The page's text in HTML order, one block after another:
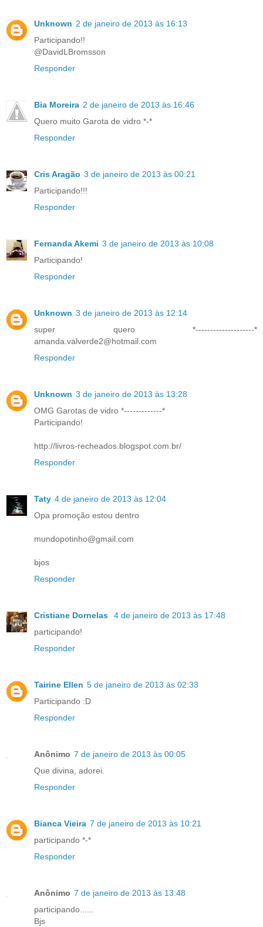
Unknown 2 de janeiro de 2013 às 16:13
Participando!!
@DavidLBromsson
Responder
Bia Moreira 2 de janeiro de 2013 às 16:46
Quero muito Garota de vidro *-*
Responder
Cris Aragão 3 de janeiro de 2013 às 00:21
Participando!!!
Responder
Fernanda Akemi 3 de janeiro de 2013 às 10:08
Participando!
Responder
Unknown 3 de janeiro de 2013 às 12:14
super quero *--------------------*
amanda.valverde2@hotmail.com
Responder
Unknown 3 de janeiro de 2013 às 13:28
OMG Garotas de vidro *-------------*
Participando!
http://livros-recheados.blogspot.com.br/
Responder
Taty 4 de janeiro de 2013 às 12:04
Opa promoção estou dentro
mundopotinho@gmail.com
bjos
Responder
Cristiane Dornelas
4 de janeiro de 2013 às 17:48
participando!
Responder
Tairine Ellen 5 de janeiro de 2013 às 02:33
Participando :D
Responder
Anônimo 7 de janeiro de 2013 às 00:05
Que divina, adorei.
Responder
Bianca Vieira 7 de janeiro de 2013 às 10:21
participando *-*
Responder
Anônimo 7 de janeiro de 2013 às 13:48
participando......
Bjs